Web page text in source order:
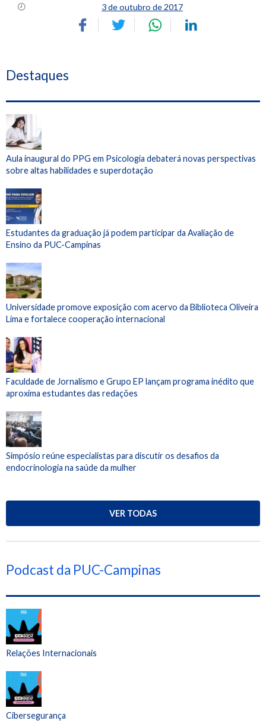
3 de outubro de 2017
Destaques
Aula inaugural do PPG em Psicologia debaterá novas perspectivas
sobre altas habilidades e superdotação
Estudantes da graduação já podem participar da Avaliação de
Ensino da PUC-Campinas
Universidade promove exposição com acervo da Biblioteca Oliveira
Lima e fortalece cooperação internacional
Faculdade de Jornalismo e Grupo EP lançam programa inédito que
aproxima estudantes das redações
Simpósio reúne especialistas para discutir os desafios da
endocrinologia na saúde da mulher
VER TODAS
Podcast da PUC-Campinas
Relações Internacionais
Cibersegurança